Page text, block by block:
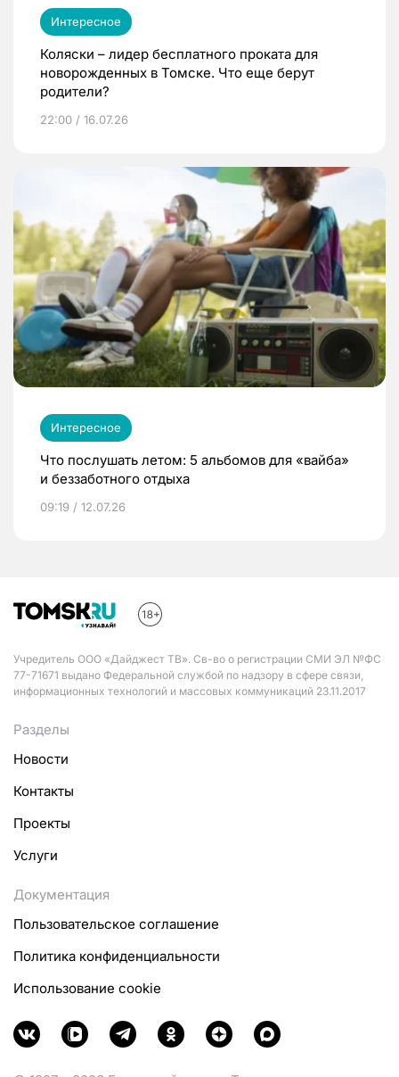
Интересное
Коляски – лидер бесплатного проката для
новорожденных в Томске. Что еще берут
родители?
22:00 / 16.07.26
Интересное
Что послушать летом: 5 альбомов для «вайба»
и беззаботного отдыха
09:19 / 12.07.26
Учредитель ООО «Дайджест ТВ». Св-во о регистрации СМИ ЭЛ №ФС
77-71671 выдано Федеральной службой по надзору в сфере связи,
информационных технологий и массовых коммуникаций 23.11.2017
Разделы
Новости
Контакты
Проекты
Услуги
Документация
Пользовательское соглашение
Политика конфиденциальности
Использование cookie